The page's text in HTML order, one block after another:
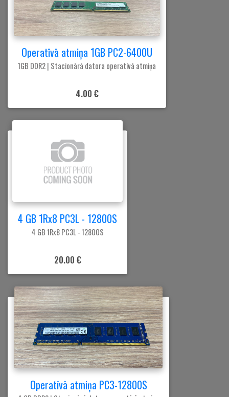
Operatīvā atmiņa 1GB PC2-6400U
1GB DDR2 | Stacionārā datora operatīvā atmiņa
4.00 €
4 GB 1Rx8 PC3L - 12800S
4 GB 1Rx8 PC3L - 12800S
20.00 €
Operatīvā atmiņa PC3-12800S